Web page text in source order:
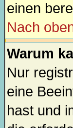
einen
Nach
Warum
Nur
eine
hast und